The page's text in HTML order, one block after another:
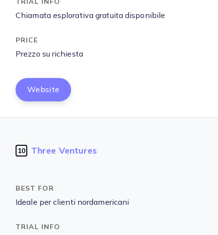
Chiamata esplorativa gratuita disponibile
Prezzo su richiesta
Website
10 Three Ventures
Ideale per clienti nordamericani